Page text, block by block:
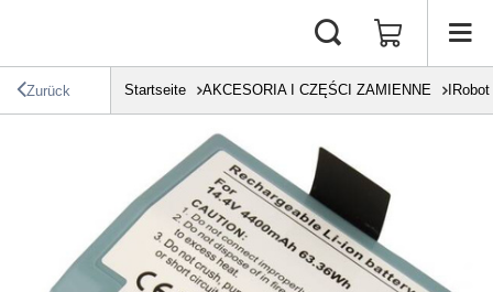
Zurück Startseite AKCESORIA I CZĘŚCI ZAMIENNE IRobot